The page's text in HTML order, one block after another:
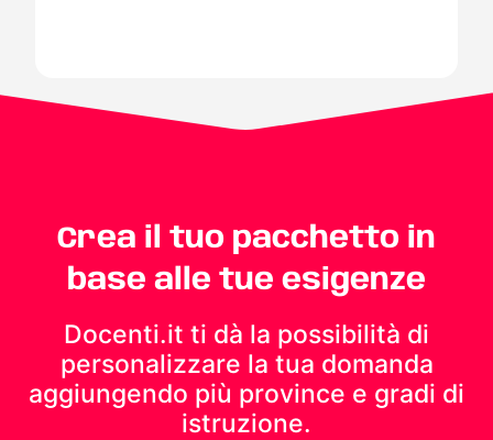
Crea il tuo pacchetto in
base alle tue esigenze
Docenti.it ti dà la possibilità di
personalizzare la tua domanda
aggiungendo più province e gradi di
istruzione.